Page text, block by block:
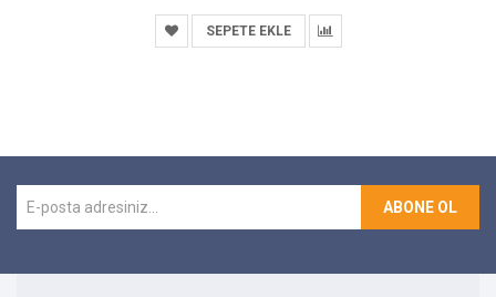
SEPETE EKLE
ABONE OL